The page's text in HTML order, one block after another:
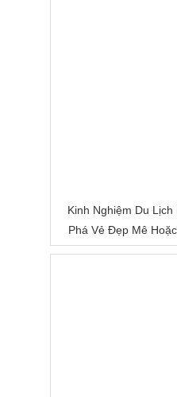
Kinh Nghiệm Du
Phá Vẻ Đẹp Mê